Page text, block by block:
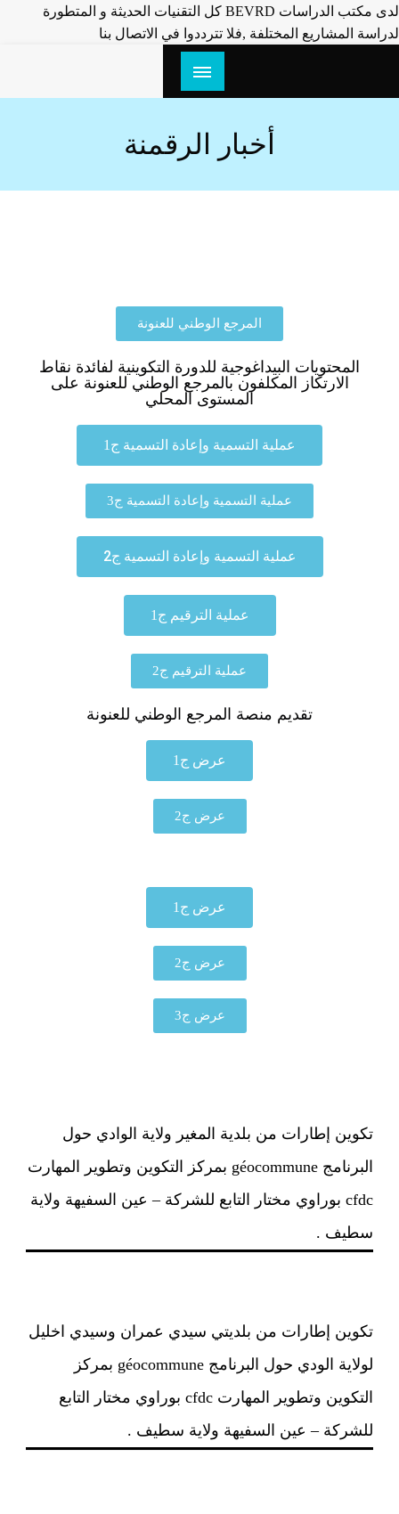
لدى مكتب الدراسات BEVRD كل التقنيات الحديثة و المتطورة
لدراسة المشاريع المختلفة ,فلا تترددوا في الاتصال بنا
أخبار الرقمنة
المرجع الوطني للعنونة
المحتويات البيداغوجية للدورة التكوينية لفائدة نقاط
الارتكاز المكلفون بالمرجع الوطني للعنونة على
المستوى المحلي
عملية التسمية وإعادة التسمية ج1
عملية التسمية وإعادة التسمية ج3
عملية التسمية وإعادة التسمية ج2
عملية الترقيم ج1
عملية الترقيم ج2
تقديم منصة المرجع الوطني للعنونة
عرض ج1
عرض ج2
عرض ج1
عرض ج2
عرض ج3
تكوين إطارات من بلدية المغير ولاية الوادي حول
البرنامج géocommune بمركز التكوين وتطوير المهارت
cfdc بوراوي مختار التابع للشركة – عين السفيهة ولاية
سطيف .
تكوين إطارات من بلديتي سيدي عمران وسيدي اخليل
لولاية الودي حول البرنامج géocommune بمركز
التكوين وتطوير المهارت cfdc بوراوي مختار التابع
للشركة – عين السفيهة ولاية سطيف .